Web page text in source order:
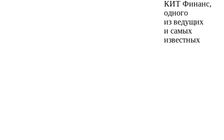
КИТ Финанс,
одного
из ведущих
и самых
известных